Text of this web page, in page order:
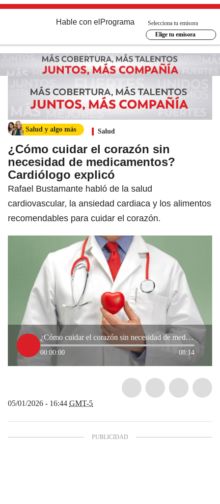
Hable con el Programa
Selecciona tu emisora
Elige tu emisora
Salud y algo más Salud
¿Cómo cuidar el corazón sin
necesidad de medicamentos?
Cardiólogo explicó
Rafael Bustamante habló de la salud
cardiovascular, la ansiedad cardiaca y los alimentos
recomendables para cuidar el corazón.
¿Cómo cuidar el corazón sin necesidad de medicamentos? Cardiólogo explicó
00:00:00 08:14
05/01/2026 - 16:44 GMT-5